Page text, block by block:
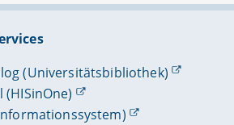
(Universitätsbibliothek)